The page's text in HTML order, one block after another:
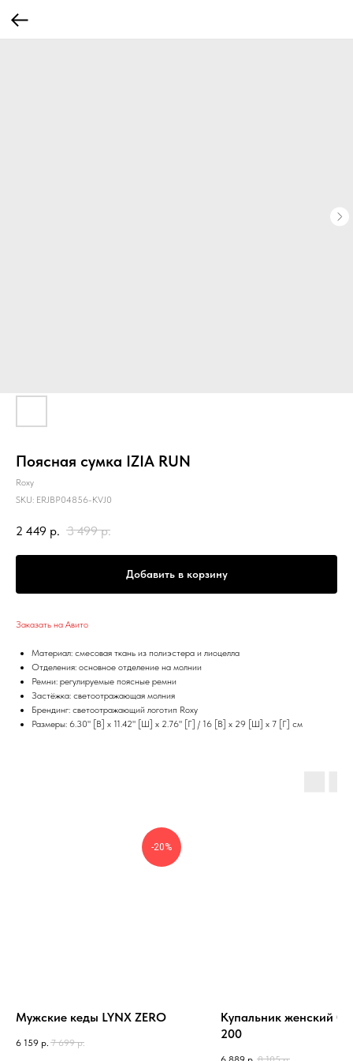
Поясная сумка IZIA RUN
Roxy
SKU: ERJBP04856-KVJ0
2 449 р. 3 499 р.
Добавить в корзину
Заказать на Авито
Материал: смесовая ткань из полиэстера и лиоцелла
Отделения: основное отделение на молнии
Ремни: регулируемые поясные ремни
Застёжка: светоотражающая молния
Брендинг: светоотражающий логотип Roxy
Размеры: 6.30" [В] x 11.42" [Ш] x 2.76" [Г] / 16 [В] x 29 [Ш] x 7 [Г] см
-20%
Мужские кеды LYNX ZERO
6 159 р. 7 699 р.
Купальник женский
200